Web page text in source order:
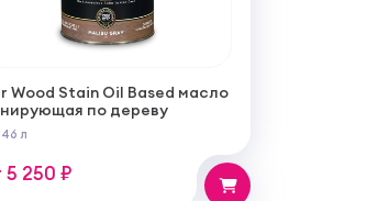
Wood Stain Oil Based масло
по дереву
л
5 250 ₽